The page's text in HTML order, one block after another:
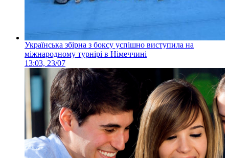
Українська збірна з боксу успішно виступила на
міжнародному турнірі в Німеччині
13:03, 23/07